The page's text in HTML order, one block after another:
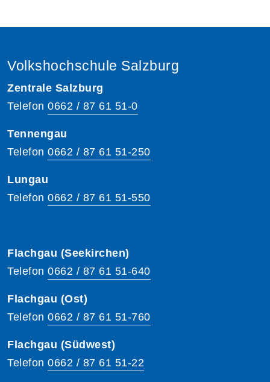
Volkshochschule Salzburg
Zentrale Salzburg
Telefon 0662 / 87 61 51-0
Tennengau
Telefon 0662 / 87 61 51-250
Lungau
Telefon 0662 / 87 61 51-550
Flachgau (Seekirchen)
Telefon 0662 / 87 61 51-640
Flachgau (Ost)
Telefon 0662 / 87 61 51-760
Flachgau (Südwest)
Telefon 0662 / 87 61 51-22